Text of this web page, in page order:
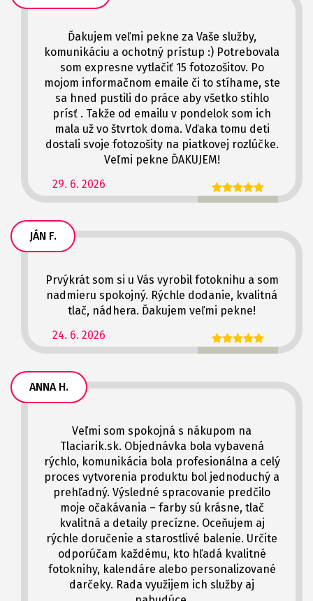
29. 6. 2026
Ďakujem veľmi pekne za Vaše služby,
komunikáciu a ochotný prístup :) Potrebovala
som expresne vytlačiť 15 fotozošitov. Po
mojom informačnom emaile či to stíhame, ste
sa hned pustili do práce aby všetko stihlo
prísť . Takže od emailu v pondelok som ich
mala už vo štvrtok doma. Vďaka tomu deti
dostali svoje fotozošity na piatkovej rozlúčke.
Veľmi pekne ĎAKUJEM!
JÁN F.
24. 6. 2026
Prvýkrát som si u Vás vyrobil fotoknihu a som
nadmieru spokojný. Rýchle dodanie, kvalitná
tlač, nádhera. Ďakujem veľmi pekne!
ANNA H.
Veľmi som spokojná s nákupom na
Tlaciarik.sk. Objednávka bola vybavená
rýchlo, komunikácia bola profesionálna a celý
proces vytvorenia produktu bol jednoduchý a
prehľadný. Výsledné spracovanie predčilo
moje očakávania – farby sú krásne, tlač
kvalitná a detaily precízne. Oceňujem aj
rýchle doručenie a starostlivé balenie. Určite
odporúčam každému, kto hľadá kvalitné
fotoknihy, kalendáre alebo personalizované
darčeky. Rada využijem ich služby aj